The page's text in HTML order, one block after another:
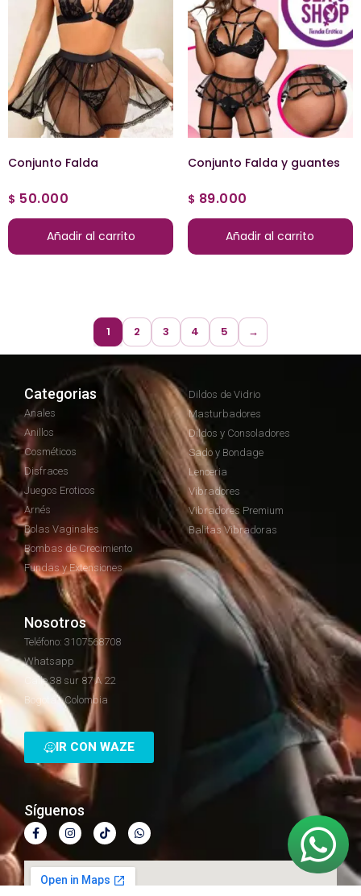
Conjunto Falda
$ 50.000
Añadir al carrito
Conjunto Falda y guantes
$ 89.000
Añadir al carrito
1 2 3 4 5 →
Categorias
Anales
Anillos
Cosméticos
Disfraces
Juegos Eroticos
Arnés
Bolas Vaginales
Bombas de Crecimiento
Fundas y Extensiones
Dildos de Vidrio
Masturbadores
Dildos y Consoladores
Sado y Bondage
Lenceria
Vibradores
Vibradores Premium
Balitas Vibradoras
Nosotros
Teléfono: 3107568708
Whatsapp
Calle 38 sur 87 A 22
Bogotá - Colombia
IR CON WAZE
Síguenos